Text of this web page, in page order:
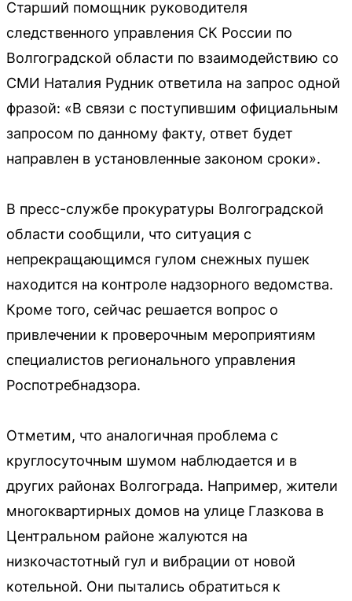
Старший помощник руководителя
следственного управления СК России по
Волгоградской области по взаимодействию со
СМИ Наталия Рудник ответила на запрос одной
фразой: «В связи с поступившим официальным
запросом по данному факту, ответ будет
направлен в установленные законом сроки».
В пресс-службе прокуратуры Волгоградской
области сообщили, что ситуация с
непрекращающимся гулом снежных пушек
находится на контроле надзорного ведомства.
Кроме того, сейчас решается вопрос о
привлечении к проверочным мероприятиям
специалистов регионального управления
Роспотребнадзора.
Отметим, что аналогичная проблема с
круглосуточным шумом наблюдается и в
других районах Волгограда. Например, жители
многоквартирных домов на улице Глазкова в
Центральном районе жалуются на
низкочастотный гул и вибрации от новой
котельной. Они пытались обратиться к